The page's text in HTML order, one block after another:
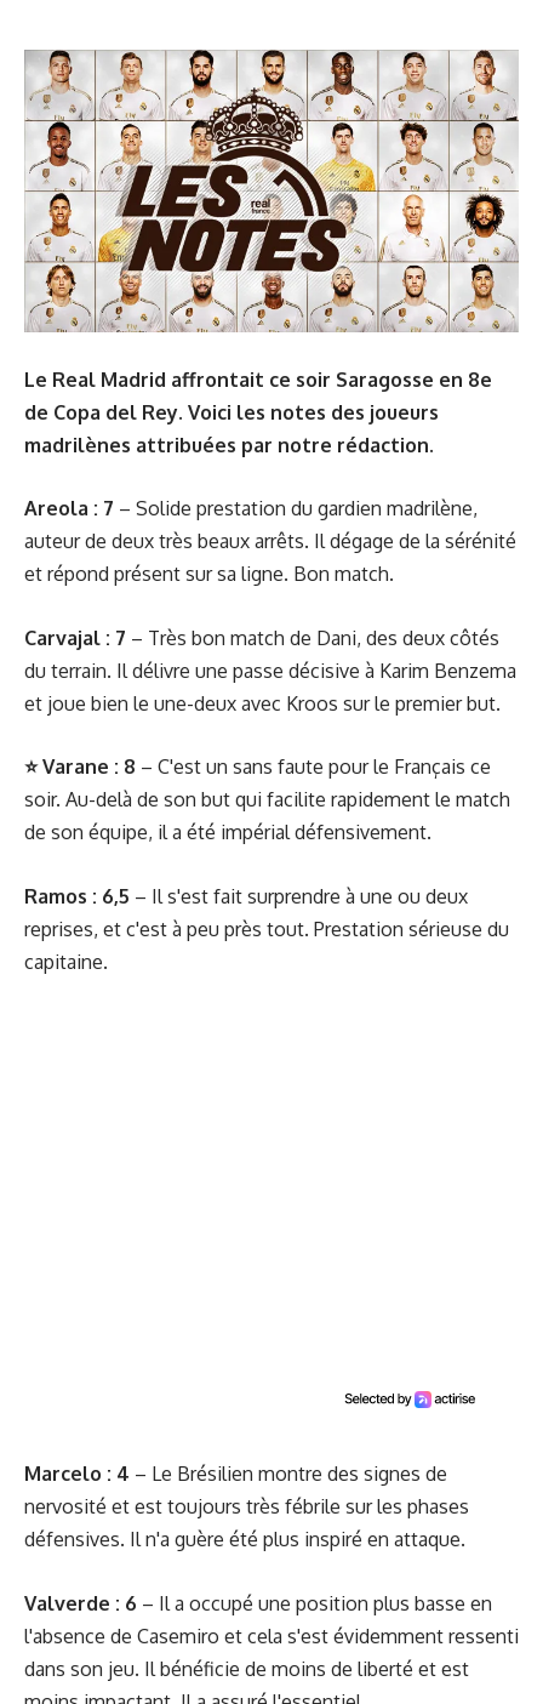
Le Real Madrid affrontait ce soir Saragosse en 8e
de Copa del Rey. Voici les notes des joueurs
madrilènes attribuées par notre rédaction.
Areola : 7 – Solide prestation du gardien madrilène,
auteur de deux très beaux arrêts. Il dégage de la sérénité
et répond présent sur sa ligne. Bon match.
Carvajal : 7 – Très bon match de Dani, des deux côtés
du terrain. Il délivre une passe décisive à Karim Benzema
et joue bien le une-deux avec Kroos sur le premier but.
⭐ Varane : 8 – C'est un sans faute pour le Français ce
soir. Au-delà de son but qui facilite rapidement le match
de son équipe, il a été impérial défensivement.
Ramos : 6,5 – Il s'est fait surprendre à une ou deux
reprises, et c'est à peu près tout. Prestation sérieuse du
capitaine.
Marcelo : 4 – Le Brésilien montre des signes de
nervosité et est toujours très fébrile sur les phases
défensives. Il n'a guère été plus inspiré en attaque.
Valverde : 6 – Il a occupé une position plus basse en
l'absence de Casemiro et cela s'est évidemment ressenti
dans son jeu. Il bénéficie de moins de liberté et est